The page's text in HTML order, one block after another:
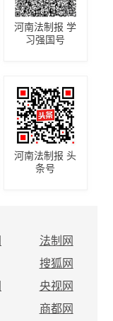
河南法制报 学
习强国号
河南法制报 头
条号
法制网
搜狐网
央视网
商都网